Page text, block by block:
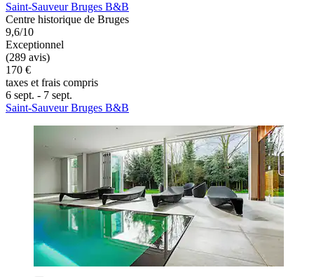
Saint-Sauveur Bruges B&B
Centre historique de Bruges
9,6/10
Exceptionnel
(289 avis)
170 €
taxes et frais compris
6 sept. - 7 sept.
Saint-Sauveur Bruges B&B